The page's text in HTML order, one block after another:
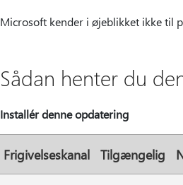
Microsoft kender i øjeblikket ikke til
Sådan henter du
Installér denne opdatering
Frigivelseskanal Tilgængelig